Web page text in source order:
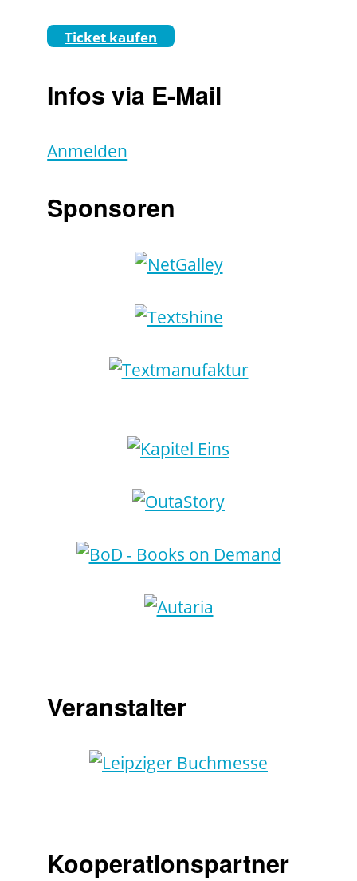
Ticket kaufen
Infos via E-Mail
Anmelden
Sponsoren
Veranstalter
Kooperationspartner